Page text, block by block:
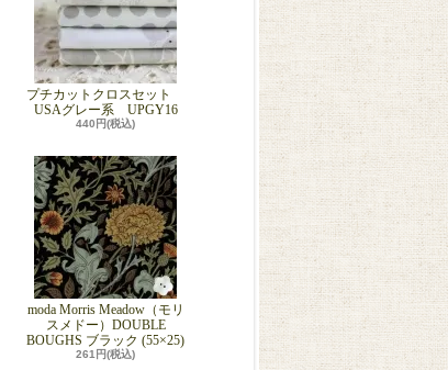
プチカットクロスセット
USAグレー系 UPGY16
440円(税込)
moda Morris Meadow（モリ
スメドー）DOUBLE
BOUGHS ブラック (55×25)
261円(税込)